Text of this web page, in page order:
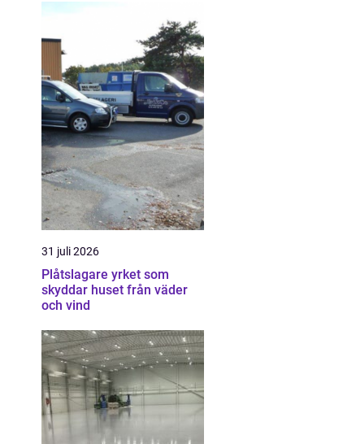
31 juli 2026
Plåtslagare yrket som
skyddar huset från väder
och vind